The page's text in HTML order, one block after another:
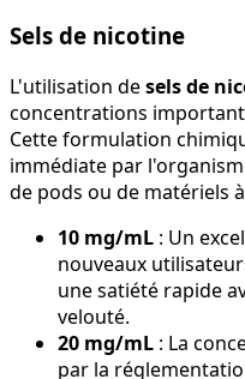
Sels de nicotine
L'utilisation desels de
concentrations
Cette formulation
immédiate par
de pods ou de matériels à
10 mg/mL : Un
nouveaux
une satiété rapide
velouté.
20 mg/mL : La
par la